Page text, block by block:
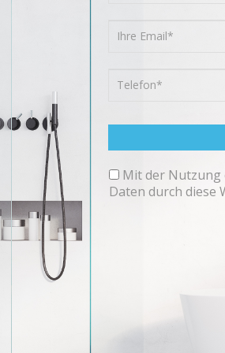
Mit der Nutzung
Daten durch diese